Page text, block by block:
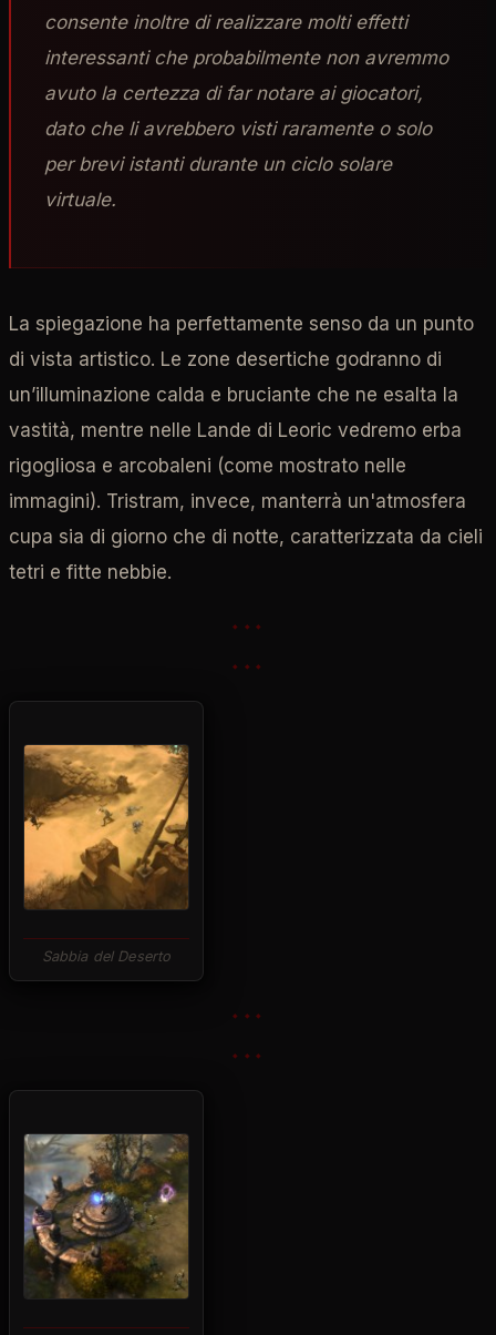
consente inoltre di realizzare molti effetti
interessanti che probabilmente non avremmo
avuto la certezza di far notare ai giocatori,
dato che li avrebbero visti raramente o solo
per brevi istanti durante un ciclo solare
virtuale.
La spiegazione ha perfettamente senso da un punto
di vista artistico. Le zone desertiche godranno di
un’illuminazione calda e bruciante che ne esalta la
vastità, mentre nelle Lande di Leoric vedremo erba
rigogliosa e arcobaleni (come mostrato nelle
immagini). Tristram, invece, manterrà un'atmosfera
cupa sia di giorno che di notte, caratterizzata da cieli
tetri e fitte nebbie.
Sabbia del Deserto